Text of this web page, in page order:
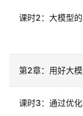
无算法背景的
段帮助业务降
助你思考和挖
课时2： 大模型
第2章： 用好大
课时3： 通过优